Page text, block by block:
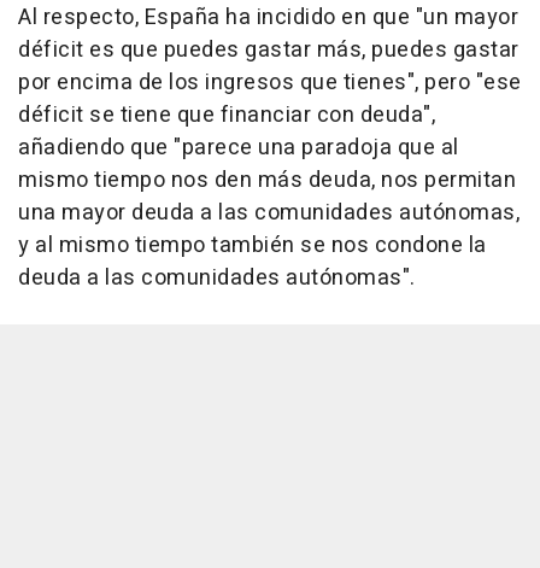
Al respecto, España ha incidido en que "un mayor
déficit es que puedes gastar más, puedes gastar
por encima de los ingresos que tienes", pero "ese
déficit se tiene que financiar con deuda",
añadiendo que "parece una paradoja que al
mismo tiempo nos den más deuda, nos permitan
una mayor deuda a las comunidades autónomas,
y al mismo tiempo también se nos condone la
deuda a las comunidades autónomas".